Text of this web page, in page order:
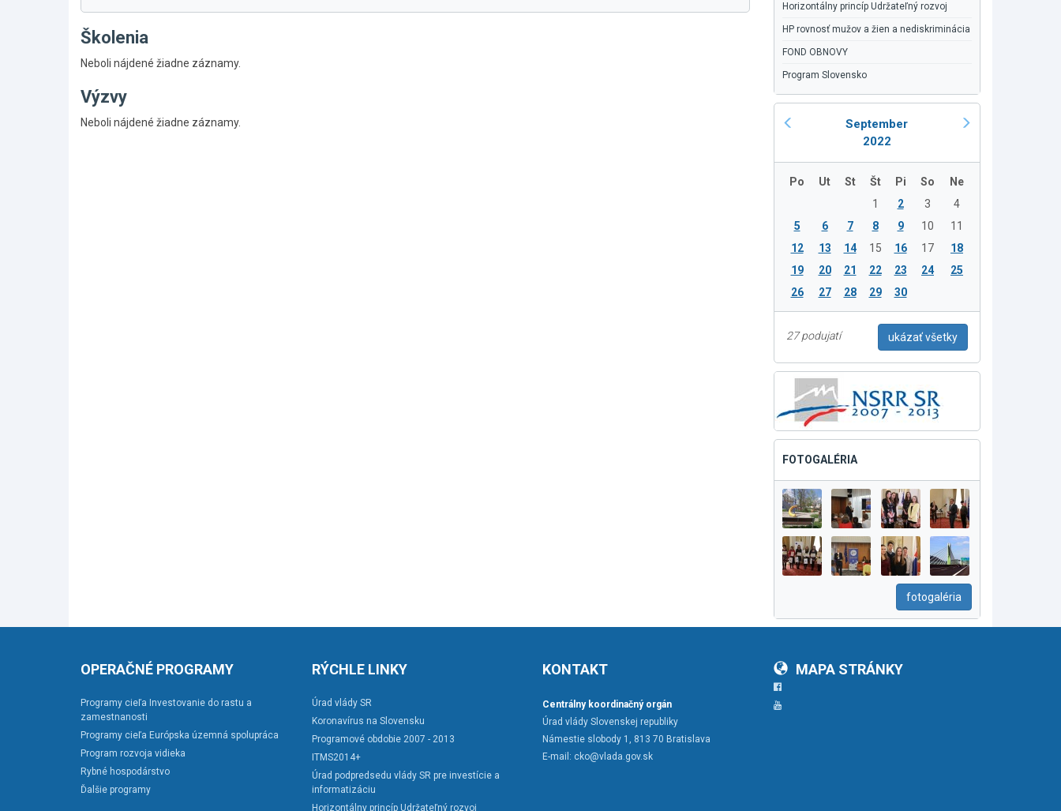
Školenia
Neboli nájdené žiadne záznamy.
Výzvy
Neboli nájdené žiadne záznamy.
Horizontálny princíp Udržateľný rozvoj
HP rovnosť mužov a žien a nediskriminácia
FOND OBNOVY
Program Slovensko
September
2022
Po Ut St Št Pi So
Ne
1
2 3
4
5
6 7 8 9 10
11
12
13 14 15 16 17
18
19
20 21 22 23 24
25
26
27 28 29 30
27 podujatí ukázať všetky
FOTOGALÉRIA
fotogaléria
OPERAČNÉ PROGRAMY
Programy cieľa Investovanie do rastu a
zamestnanosti
Programy cieľa Európska územná spolupráca
Program rozvoja vidieka
Rybné hospodárstvo
Ďalšie programy
RÝCHLE LINKY
Úrad vlády SR
Koronavírus na Slovensku
Programové obdobie 2007 - 2013
ITMS2014+
Úrad podpredsedu vlády SR pre investície a
informatizáciu
Horizontálny princíp Udržateľný rozvoj
KONTAKT
Centrálny koordinačný orgán
Úrad vlády Slovenskej republiky
Námestie slobody 1, 813 70 Bratislava
E-mail: cko@vlada.gov.sk
MAPA STRÁNKY
Facebook
YouTube